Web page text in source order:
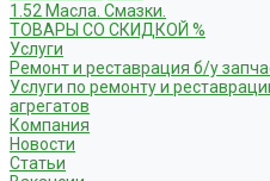
1.52 Масла. Смазки.
ТОВАРЫ СО СКИДКОЙ %
Услуги
Ремонт и реставрация б/у
Услуги по ремонту и
агрегатов
Компания
Новости
Статьи